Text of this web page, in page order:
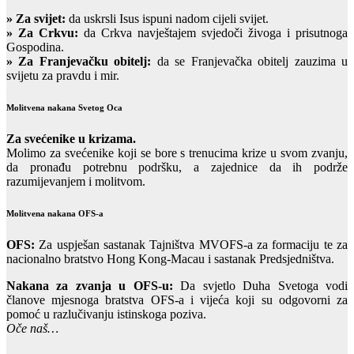
» Za svijet: da uskrsli Isus ispuni nadom cijeli svijet.
» Za Crkvu: da Crkva navještajem svjedoči živoga i prisutnoga
Gospodina.
» Za Franjevačku obitelj: da se Franjevačka obitelj zauzima u
svijetu za pravdu i mir.
Molitvena nakana Svetog Oca
Za svećenike u krizama.
Molimo za svećenike koji se bore s trenucima krize u svom zvanju,
da pronađu potrebnu podršku, a zajednice da ih podrže
razumijevanjem i molitvom.
Molitvena nakana OFS-a
OFS: Za uspješan sastanak Tajništva MVOFS-a za formaciju te za
nacionalno bratstvo Hong Kong-Macau i sastanak Predsjedništva.
Nakana za zvanja u OFS-u: Da svjetlo Duha Svetoga vodi
članove mjesnoga bratstva OFS-a i vijeća koji su odgovorni za
pomoć u razlučivanju istinskoga poziva.
Oče naš…